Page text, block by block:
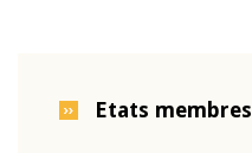
Etats membres